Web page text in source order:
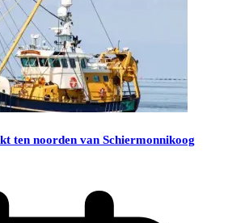
ten noorden van Schiermonnikoog